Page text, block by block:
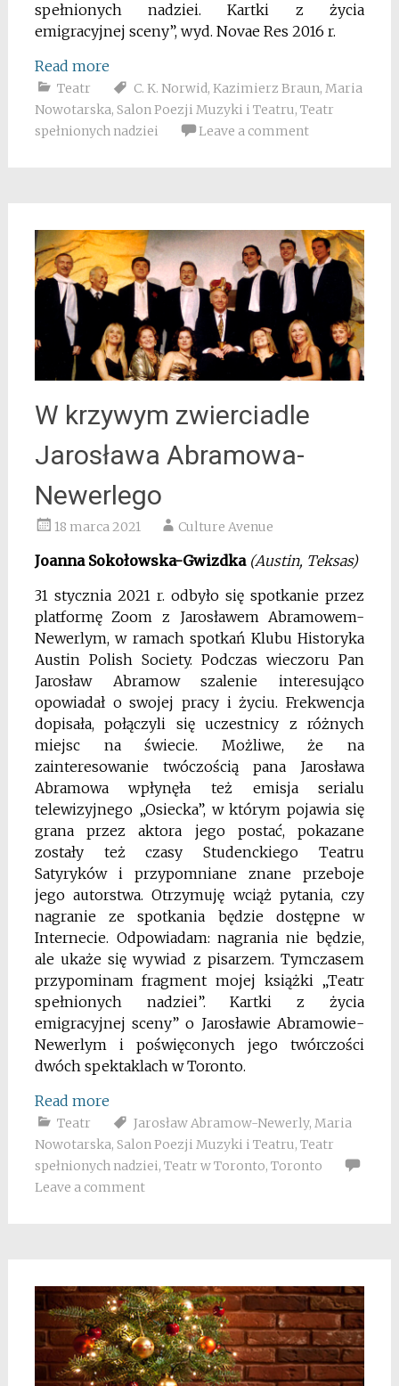
spełnionych nadziei. Kartki z życia
emigracyjnej sceny”, wyd. Novae Res 2016 r.
Read more
Teatr C. K. Norwid, Kazimierz Braun, Maria
Nowotarska, Salon Poezji Muzyki i Teatru, Teatr
spełnionych nadziei
Leave a comment
W krzywym zwierciadle
Jarosława Abramowa-
Newerlego
18 marca 2021 Culture Avenue
Joanna Sokołowska-Gwizdka (Austin, Teksas)
31 stycznia 2021 r. odbyło się spotkanie przez
platformę Zoom z Jarosławem Abramowem-
Newerlym, w ramach spotkań Klubu Historyka
Austin Polish Society. Podczas wieczoru Pan
Jarosław Abramow szalenie interesująco
opowiadał o swojej pracy i życiu. Frekwencja
dopisała, połączyli się uczestnicy z różnych
miejsc na świecie. Możliwe, że na
zainteresowanie twóczością pana Jarosława
Abramowa wpłynęła też emisja serialu
telewizyjnego „Osiecka”, w którym pojawia się
grana przez aktora jego postać, pokazane
zostały też czasy Studenckiego Teatru
Satyryków i przypomniane znane przeboje
jego autorstwa. Otrzymuję wciąż pytania, czy
nagranie ze spotkania będzie dostępne w
Internecie. Odpowiadam: nagrania nie będzie,
ale ukaże się wywiad z pisarzem. Tymczasem
przypominam fragment mojej książki „Teatr
spełnionych nadziei”. Kartki z życia
emigracyjnej sceny” o Jarosławie Abramowie-
Newerlym i poświęconych jego twórczości
dwóch spektaklach w Toronto.
Read more
Teatr Jarosław Abramow-Newerly, Maria
Nowotarska, Salon Poezji Muzyki i Teatru, Teatr
spełnionych nadziei, Teatr w Toronto, Toronto
Leave a comment